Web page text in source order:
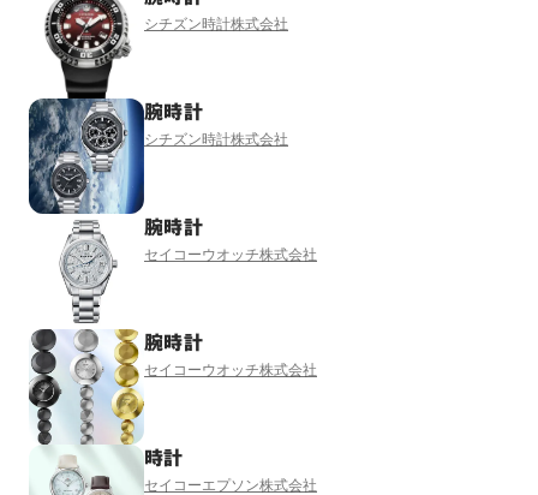
シチズン時計株式会社
腕時計
シチズン時計株式会社
腕時計
セイコーウオッチ株式会社
腕時計
セイコーウオッチ株式会社
時計
セイコーエプソン株式会社